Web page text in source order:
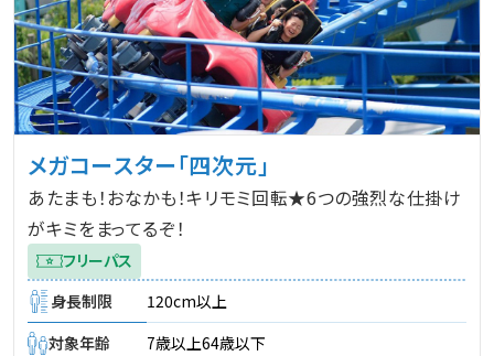
メガコースター「四次元」
あたまも！おなかも！キリモミ回転★6つの強烈な仕掛け
がキミをまってるぞ！
フリーパス
身長制限
120cm以上
対象年齢
7歳以上64歳以下